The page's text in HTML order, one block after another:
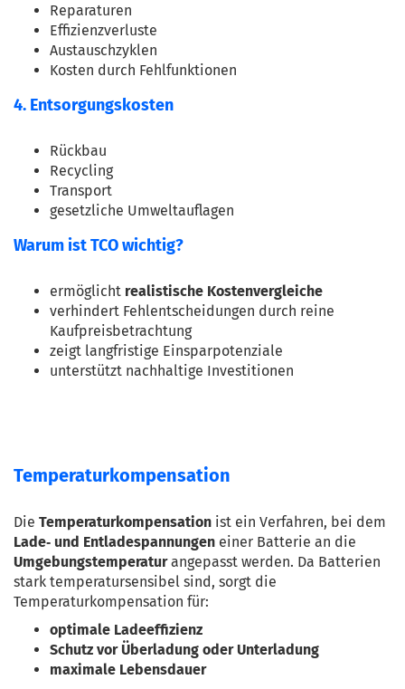
Reparaturen
Effizienzverluste
Austauschzyklen
Kosten durch Fehlfunktionen
4. Entsorgungskosten
Rückbau
Recycling
Transport
gesetzliche Umweltauflagen
Warum ist TCO wichtig?
ermöglicht realistische Kostenvergleiche
verhindert Fehlentscheidungen durch reine
Kaufpreisbetrachtung
zeigt langfristige Einsparpotenziale
unterstützt nachhaltige Investitionen
Temperaturkompensation
Die Temperaturkompensation
Lade‑ und Entladespannungen
Umgebungstemperatur angepasst werden. Da Batterien
stark temperatursensibel sind, sorgt die
Temperaturkompensation für:
optimale Ladeeffizienz
Schutz vor Überladung oder Unterladung
maximale Lebensdauer